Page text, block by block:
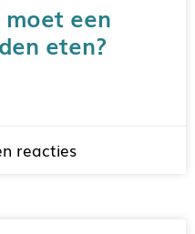
moet een
eten?
reacties